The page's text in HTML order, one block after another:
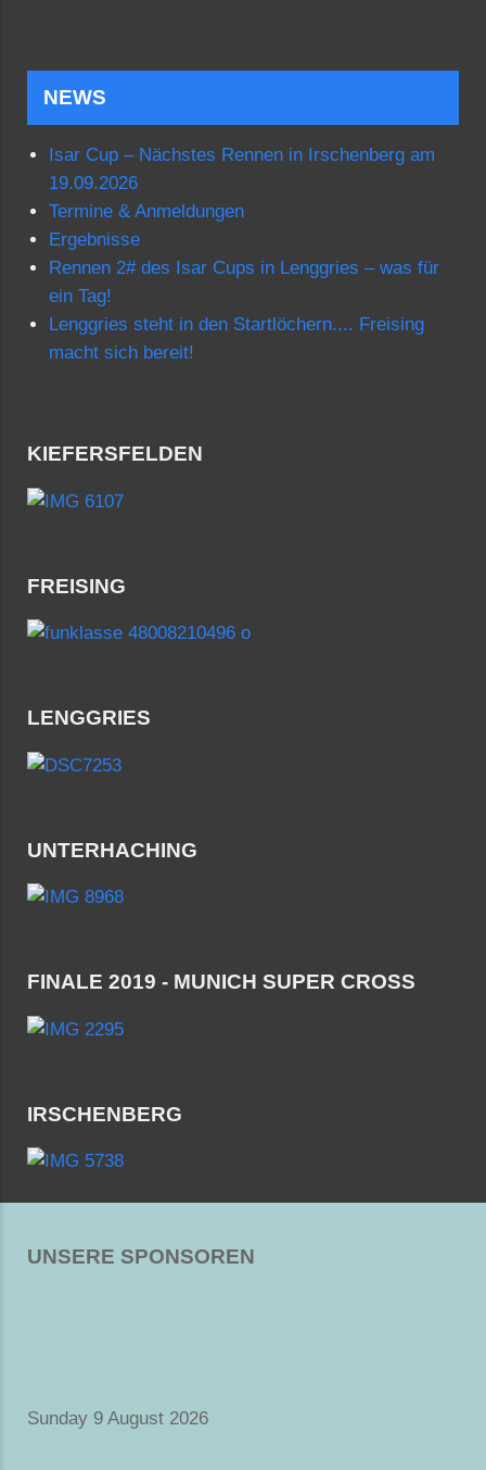
NEWS
Isar Cup – Nächstes Rennen in Irschenberg am
19.09.2026
Termine & Anmeldungen
Ergebnisse
Rennen 2# des Isar Cups in Lenggries – was für
ein Tag!
Lenggries steht in den Startlöchern.... Freising
macht sich bereit!
KIEFERSFELDEN
FREISING
LENGGRIES
UNTERHACHING
FINALE 2019 - MUNICH SUPER CROSS
IRSCHENBERG
UNSERE SPONSOREN
Sunday 9 August 2026